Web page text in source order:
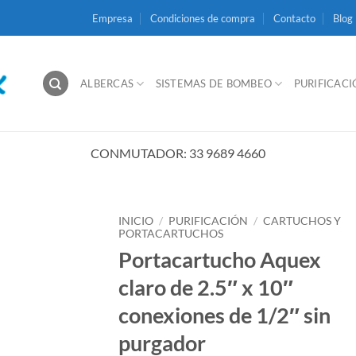
Empresa Condiciones de compra Contacto Blog
ALBERCAS SISTEMAS DE BOMBEO
CONMUTADOR: 33 9689 4660
INICIO / PURIFICACIÓN / CARTUCHOS Y
PORTACARTUCHOS
Portacartucho Aquex
claro de 2.5″ x 10″
conexiones de 1/2″ sin
purgador